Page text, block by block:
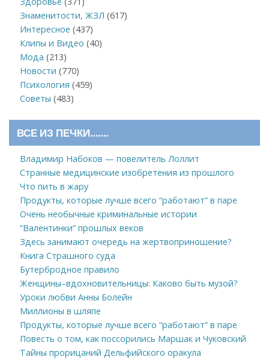
Знаменитости, ЖЗЛ (617)
Интересное (437)
Клипы и Видео (40)
Мода (213)
Новости (770)
Психология (459)
Советы (483)
ВСЕ ИЗ ПЕЧКИ…….
Владимир Набоков — повелитель Лоллит
Странные медицинские изобретения из прошлого
Что пить в жару
Продукты, которые лучше всего “работают” в паре
Очень необычные криминальные истории
“Валентинки” прошлых веков
Здесь занимают очередь на жертвоприношение?
Книга Страшного суда
Бутербродное правило
Женщины–вдохновительницы: Каково быть музой?
Уроки любви Анны Болейн
Миллионы в шляпе
Продукты, которые лучше всего “работают” в паре
Повесть о том, как поссорились Маршак и Чуковский
Тайны прорицаний Дельфийского оракула